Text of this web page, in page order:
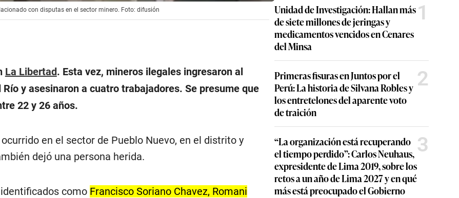
con disputas en el sector minero. Foto: difusión
La Libertad. Esta vez, mineros ilegales ingresaron al
Río y asesinaron a cuatro trabajadores. Se presume que
22 y 26 años.
en el sector de Pueblo Nuevo, en el distrito y
dejó una persona herida.
como Francisco Soriano Chavez, Romani
Unidad de Investigación: Hallan más
de siete millones de jeringas y
medicamentos vencidos en Cenares
del Minsa
1
Primeras fisuras en Juntos por el
Perú: La historia de Silvana Robles y
los entretelones del aparente voto
de traición
2
“La organización está recuperando
el tiempo perdido”: Carlos Neuhaus,
expresidente de Lima 2019, sobre los
retos a un año de Lima 2027 y en qué
más está preocupado el Gobierno
3